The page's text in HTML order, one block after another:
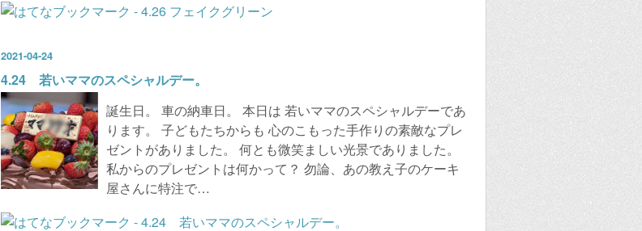
2021-04-24
4.24 若いママのスペシャルデー。
誕生日。 車の納車日。 本日は 若いママのスペシャルデーであ
ります。 子どもたちからも 心のこもった手作りの素敵なプレ
ゼントがありました。 何とも微笑ましい光景でありました。
私からのプレゼントは何かって？ 勿論、あの教え子のケーキ
屋さんに特注で…